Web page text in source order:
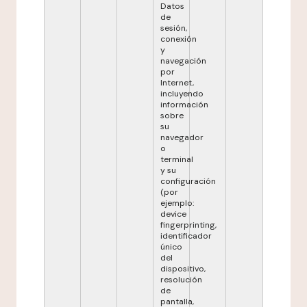
Datos
de
sesión,
conexión
y
navegación
por
Internet,
incluyendo
información
sobre
su
navegador
o
terminal
y su
configuración
(por
ejemplo:
device
fingerprinting,
identificador
único
del
dispositivo,
resolución
de
pantalla,